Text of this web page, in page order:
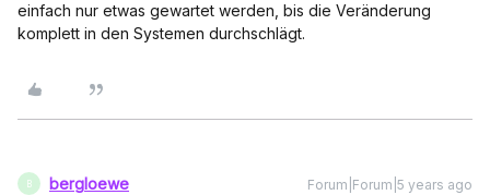
einfach nur etwas gewartet werden, bis die Veränderung
komplett in den Systemen durchschlägt.
B bergloewe Forum|Forum|5 years ago